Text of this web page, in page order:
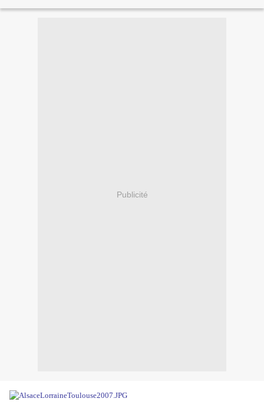
Publicité